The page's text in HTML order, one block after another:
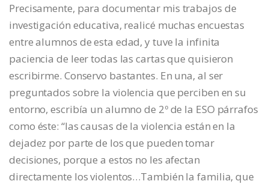
Precisamente, para documentar mis trabajos de
investigación educativa, realicé muchas encuestas
entre alumnos de esta edad, y tuve la infinita
paciencia de leer todas las cartas que quisieron
escribirme. Conservo bastantes. En una, al ser
preguntados sobre la violencia que perciben en su
entorno, escribía un alumno de 2º de la ESO párrafos
como éste: “las causas de la violencia están en la
dejadez por parte de los que pueden tomar
decisiones, porque a estos no les afectan
directamente los violentos…También la familia, que